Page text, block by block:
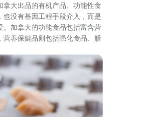
大出品的有机产品、功能性食
没有基因工程手段介入，而是
加拿大的功能食品包括富含营
营养保健品则包括强化食品、膳